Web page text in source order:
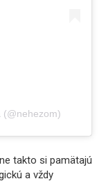
(@nehezom)
takto si pamätajú
a vždy